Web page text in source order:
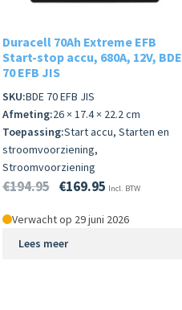
Duracell 70Ah Extreme EFB
Start-stop accu, 680A, 12V, BDE
70 EFB JIS
SKU:BDE 70 EFB JIS
Afmeting:26 × 17.4 × 22.2 cm
Toepassing:Start accu, Starten en
stroomvoorziening,
Stroomvoorziening
€194.95 €169.95 Incl. BTW
Verwacht op 29 juni 2026
Lees meer